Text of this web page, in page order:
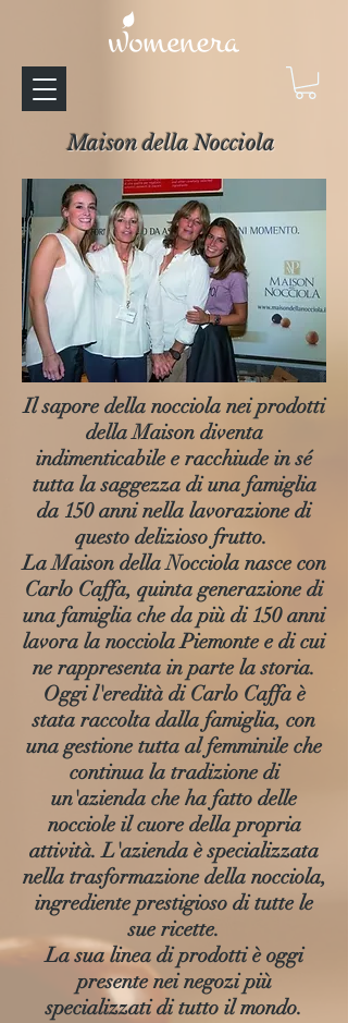
Maison della Nocciola
Il sapore della nocciola nei prodotti
della Maison diventa
indimenticabile e racchiude in sé
tutta la saggezza di una famiglia
da 150 anni nella lavorazione di
questo delizioso frutto.
La Maison della Nocciola nasce con
Carlo Caffa, quinta generazione di
una famiglia che da più di 150 anni
lavora la nocciola Piemonte e di cui
ne rappresenta in parte la storia.
Oggi l'eredità di Carlo Caffa è
stata raccolta dalla famiglia, con
una gestione tutta al femminile che
continua la tradizione di
un'azienda che ha fatto delle
nocciole il cuore della propria
attività. L'azienda è specializzata
nella trasformazione della nocciola,
ingrediente prestigioso di tutte le
sue ricette.
La sua linea di prodotti è oggi
presente nei negozi più
specializzati di tutto il mondo.